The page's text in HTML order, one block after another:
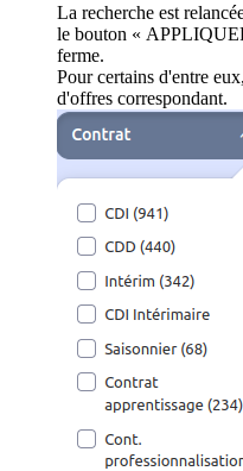
La recherche est
le bouton «
ferme.
Pour certains d'entre
d'offres correspondant.